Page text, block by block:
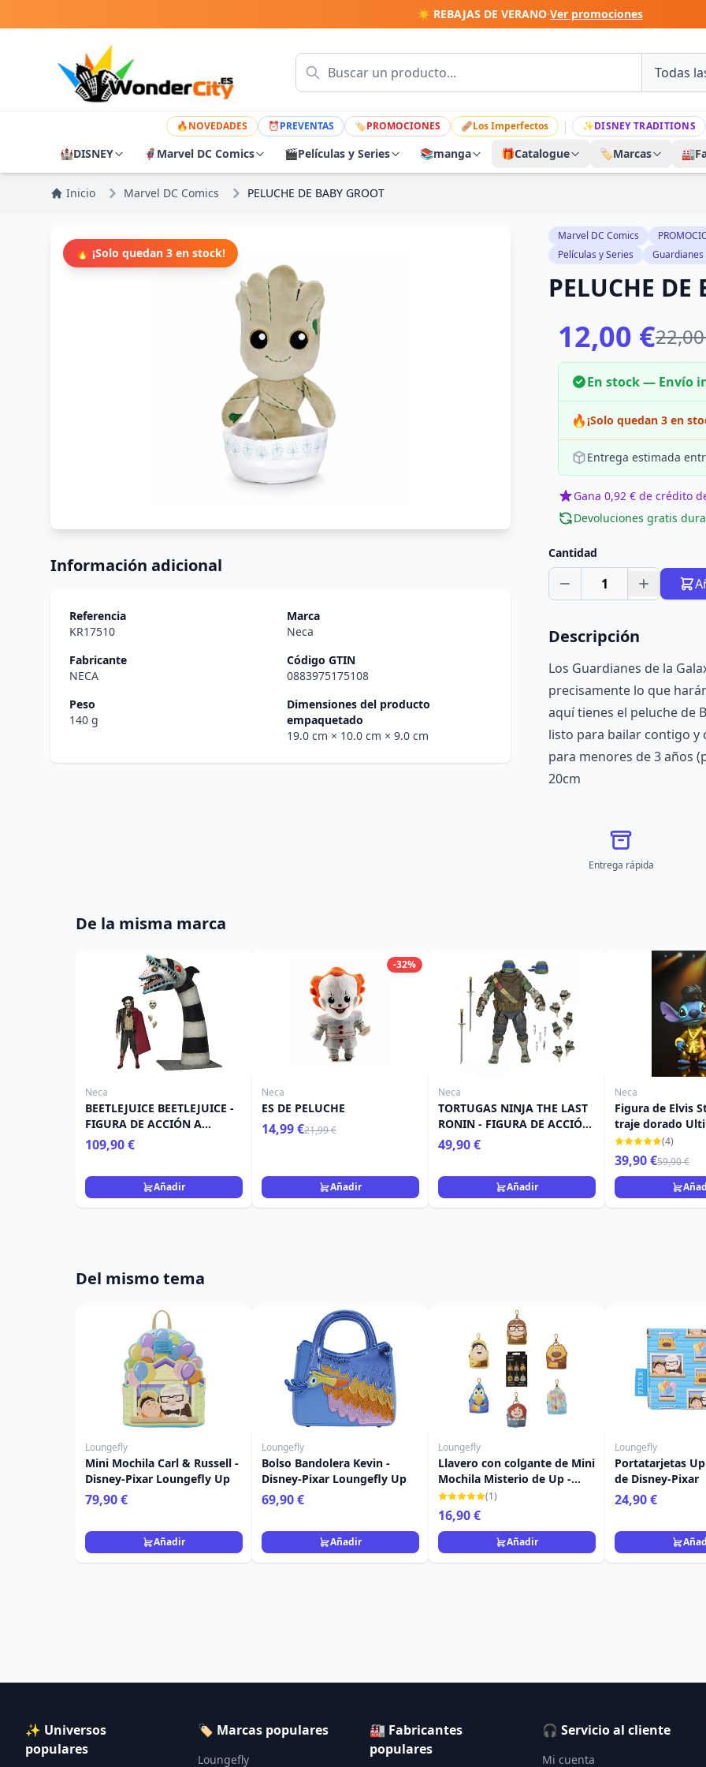
☀️ REBAJAS DE VERANO·Ver promociones
🔥NOVEDADES ⏰PREVENTAS 🏷PROMOCIONES 🩹Los Imperfectos | ✨DISNEY TRADITIONS
🏰DISNEY 🦸 Marvel DC Comics 🎬Películas y Series 📚manga 🎁Catalogue 🏷️Marcas 🏭
Inicio Marvel DC Comics PELUCHE DE BABY GROOT
🔥 ¡Solo quedan 3 en stock!
Información adicional
Referencia
KR17510
Marca
Neca
Fabricante
NECA
Código GTIN
0883975175108
Peso
140 g
Dimensiones del producto
empaquetado
19.0 cm × 10.0 cm × 9.0 cm
Marvel DC Comics
Películas y Series
Guardianes
PELUCHE DE
12,00 €
En stock — Envío
🔥¡Solo quedan 3 en
Entrega estimada
Gana 0,92 € de crédito
Devoluciones gratis
Cantidad
1
Descripción
Los Guardianes de la
precisamente lo que
aquí tienes el peluche de
listo para bailar contigo y
para menores de 3 años
20cm
Entrega rápida
De la misma marca
Neca
BEETLEJUICE BEETLEJUICE -
FIGURA DE ACCIÓN A
ESCALA DE 7" - ULTIMATE
"MATADOR" BEETLEJUICE Y
109,90 €
Añadir
-32%
Neca
ES DE PELUCHE
14,99 €21,99 €
Añadir
Neca
TORTUGAS NINJA THE LAST
RONIN - FIGURA DE ACCIÓN
- ULTIMATE LEONARDO
49,90 €
Añadir
Neca
Figura de Elvis
traje dorado
Lilo & Stitch de
(4)
39,90 €59,90 €
Del mismo tema
Loungefly
Mini Mochila Carl & Russell -
Disney-Pixar Loungefly Up
79,90 €
Añadir
Loungefly
Bolso Bandolera Kevin -
Disney-Pixar Loungefly Up
69,90 €
Añadir
Loungefly
Llavero con colgante de Mini
Mochila Misterio de Up -
Disney-Pixar Loungefly
(1)
16,90 €
Añadir
Loungefly
Portatarjetas
de Disney-Pixar
24,90 €
✨ Universos
populares
🏷️ Marcas populares
Loungefly
🏭 Fabricantes
populares
🎧 Servicio al cliente
Mi cuenta